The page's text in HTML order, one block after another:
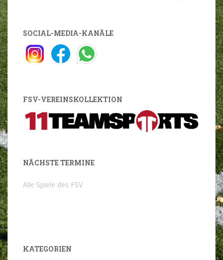
SOCIAL-MEDIA-KANÄLE
FSV-VEREINSKOLLEKTION
NÄCHSTE TERMINE
Alle Spiele des FSV
KATEGORIEN